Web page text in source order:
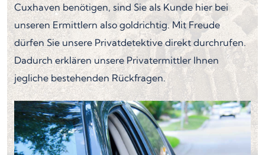
Cuxhaven benötigen, sind Sie als Kunde hier bei
unseren Ermittlern also goldrichtig. Mit Freude
dürfen Sie unsere Privatdetektive direkt durchrufen.
Dadurch erklären unsere Privatermittler Ihnen
jegliche bestehenden Rückfragen.